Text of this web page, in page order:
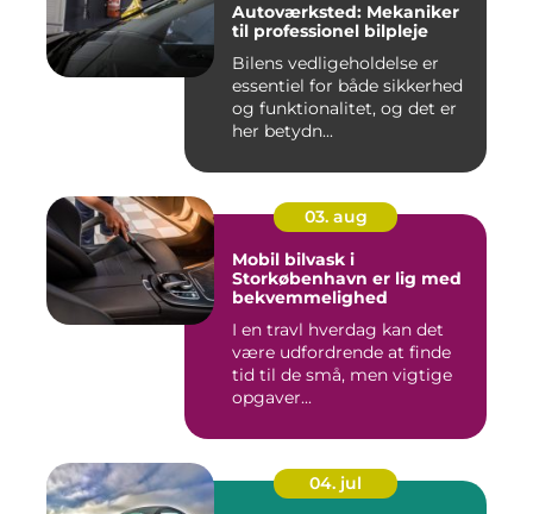
Autoværksted: Mekaniker
til professionel bilpleje
Bilens vedligeholdelse er
essentiel for både sikkerhed
og funktionalitet, og det er
her betydn...
03. aug
Mobil bilvask i
Storkøbenhavn er lig med
bekvemmelighed
I en travl hverdag kan det
være udfordrende at finde
tid til de små, men vigtige
opgaver...
04. jul